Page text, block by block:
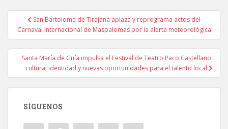
Navegación de entradas
San Bartolomé de Tirajana aplaza y reprograma actos del
Carnaval Internacional de Maspalomas por la alerta meteorológica
Santa María de Guía impulsa el Festival de Teatro Paco Castellano:
cultura, identidad y nuevas oportunidades para el talento local
SÍGUENOS